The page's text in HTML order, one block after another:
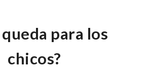
para los
chicos?